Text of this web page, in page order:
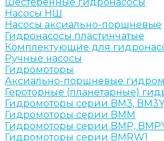
Насосы НШ
Насосы аксиально-поршневые
Гидронасосы пластинчатые
Комплектующие для
Ручные насосы
Гидромоторы
Аксиально-поршневые
Героторные (планетарные)
Гидромоторы серии BM3,
Гидромоторы серии BMM
Гидромоторы серии BMP,
Гидромоторы серии BMRW1